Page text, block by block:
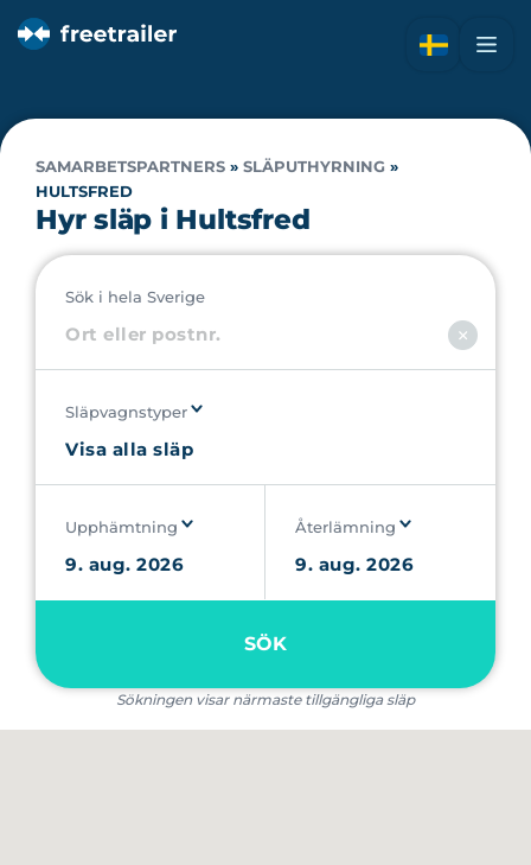
SAMARBETSPARTNERS » SLÄPUTHYRNING »
HULTSFRED
Hyr släp i Hultsfred
Sök i hela Sverige
Släpvagnstyper
Upphämtning Återlämning
SÖK
Sökningen visar närmaste tillgängliga släp